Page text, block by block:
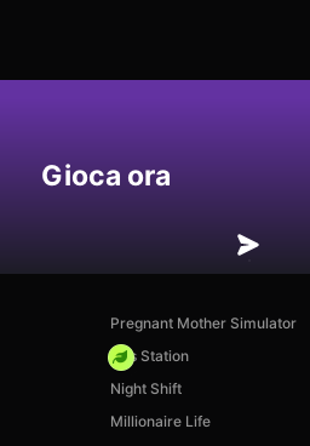
Gioca ora
Pregnant Mother Simulator
Gas Station
Night Shift
Millionaire Life